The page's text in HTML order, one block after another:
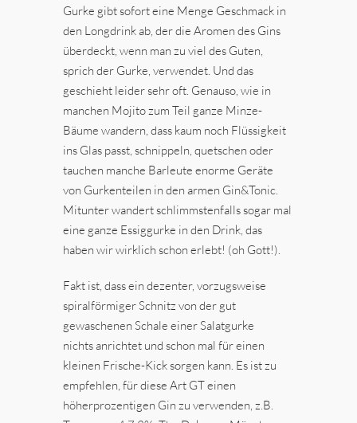
Gurke gibt sofort eine Menge Geschmack in
den Longdrink ab, der die Aromen des Gins
überdeckt, wenn man zu viel des Guten,
sprich der Gurke, verwendet. Und das
geschieht leider sehr oft. Genauso, wie in
manchen Mojito zum Teil ganze Minze-
Bäume wandern, dass kaum noch Flüssigkeit
ins Glas passt, schnippeln, quetschen oder
tauchen manche Barleute enorme Geräte
von Gurkenteilen in den armen Gin&Tonic.
Mitunter wandert schlimmstenfalls sogar mal
eine ganze Essiggurke in den Drink, das
haben wir wirklich schon erlebt! (oh Gott!).
Fakt ist, dass ein dezenter, vorzugsweise
spiralförmiger Schnitz von der gut
gewaschenen Schale einer Salatgurke
nichts anrichtet und schon mal für einen
kleinen Frische-Kick sorgen kann. Es ist zu
empfehlen, für diese Art GT einen
höherprozentigen Gin zu verwenden, z.B.